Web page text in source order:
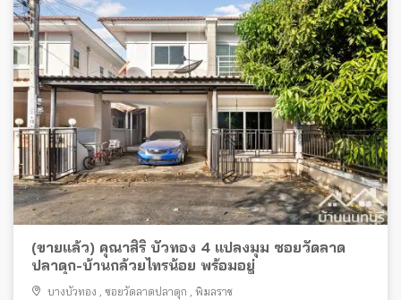
(ขายแล้ว) คุณาสิริ บัวทอง 4 แปลงมุม ซอยวัดลาด
ปลาดุก-บ้านกล้วยไทรน้อย พร้อมอยู่
บางบัวทอง , ซอยวัดลาดปลาดุก , พิมลราช